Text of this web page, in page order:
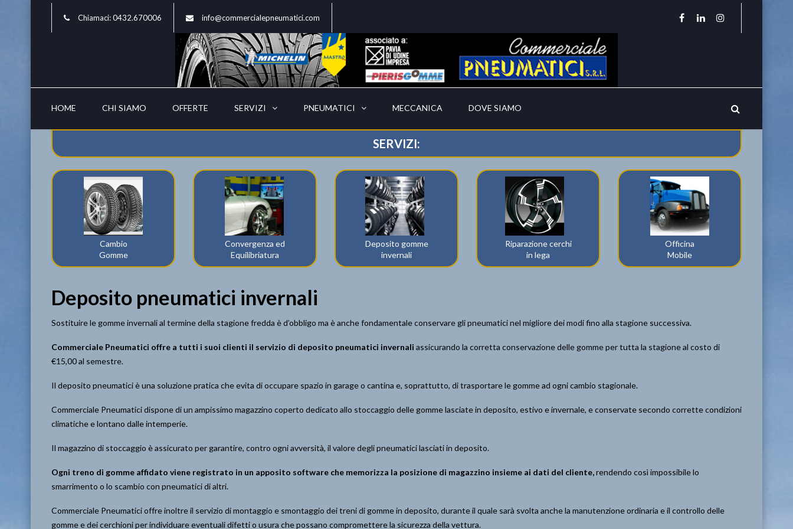
Chiamaci: 0432.670006 info@commercialepneumatici.com
HOME CHI SIAMO OFFERTE SERVIZI PNEUMATICI MECCANICA DOVE SIAMO
SERVIZI:
Cambio
Gomme
Convergenza ed
Equilibriatura
Deposito gomme
invernali
Riparazione cerchi
in lega
Officina
Mobile
Deposito pneumatici invernali
Sostituire le gomme invernali al termine della stagione fredda è d’obbligo ma è anche fondamentale conservare gli pneumatici nel migliore dei modi fino alla stagione successiva.
Commerciale Pneumatici offre a tutti i suoi clienti il servizio di deposito pneumatici invernali assicurando la corretta conservazione delle gomme per tutta la stagione al costo di
€15,00 al semestre.
Il deposito pneumatici è una soluzione pratica che evita di occupare spazio in garage o cantina e, soprattutto, di trasportare le gomme ad ogni cambio stagionale.
Commerciale Pneumatici dispone di un ampissimo magazzino coperto dedicato allo stoccaggio delle gomme lasciate in deposito, estivo e invernale, e conservate secondo corrette condizioni
climatiche e lontano dalle intemperie.
Il magazzino di stoccaggio è assicurato per garantire, contro ogni avversità, il valore degli pneumatici lasciati in deposito.
Ogni treno di gomme affidato viene registrato in un apposito software che memorizza la posizione di magazzino insieme ai dati del cliente,rendendo così impossibile lo
smarrimento o lo scambio con pneumatici di altri.
Commerciale Pneumatici offre inoltre il servizio di montaggio e smontaggio dei treni di gomme in deposito, durante il quale sarà svolta anche la manutenzione ordinaria e il controllo delle
gomme e dei cerchioni per individuare eventuali difetti o usura che possano compromettere la sicurezza della vettura.